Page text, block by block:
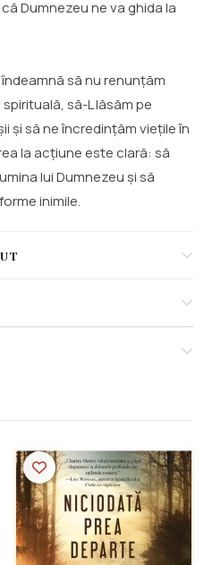
Dumnezeu ne va ghida la
să nu renunțăm
să-L lăsăm pe
și să ne încredințăm viețile în
la acțiune este clară: să
lui Dumnezeu și să
inimile.